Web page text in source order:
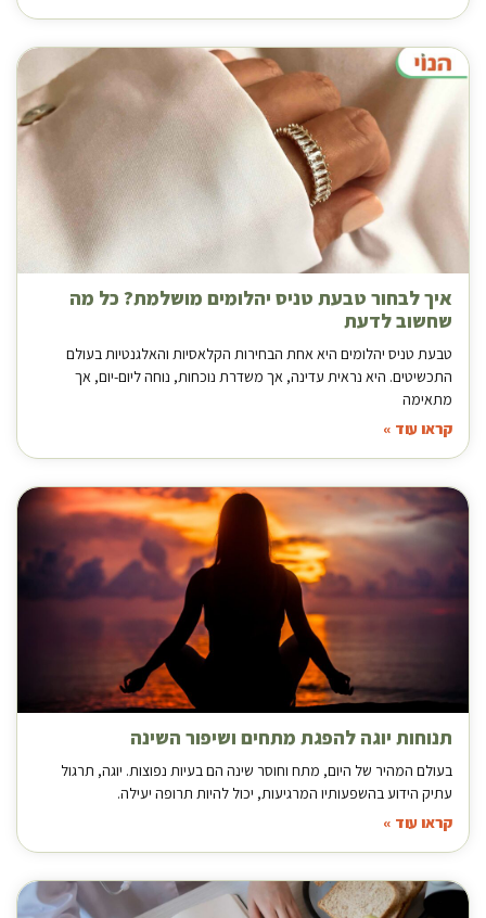
איך לבחור טבעת טניס יהלומים מושלמת? כל מה
שחשוב לדעת
טבעת טניס יהלומים היא אחת הבחירות הקלאסיות והאלגנטיות בעולם
התכשיטים. היא נראית עדינה, אך משדרת נוכחות, נוחה ליום-יום, אך
מתאימה
קראו עוד »
תנוחות יוגה להפגת מתחים ושיפור השינה
בעולם המהיר של היום, מתח וחוסר שינה הם בעיות נפוצות. יוגה, תרגול
עתיק הידוע בהשפעותיו המרגיעות, יכול להיות תרופה יעילה.
קראו עוד »